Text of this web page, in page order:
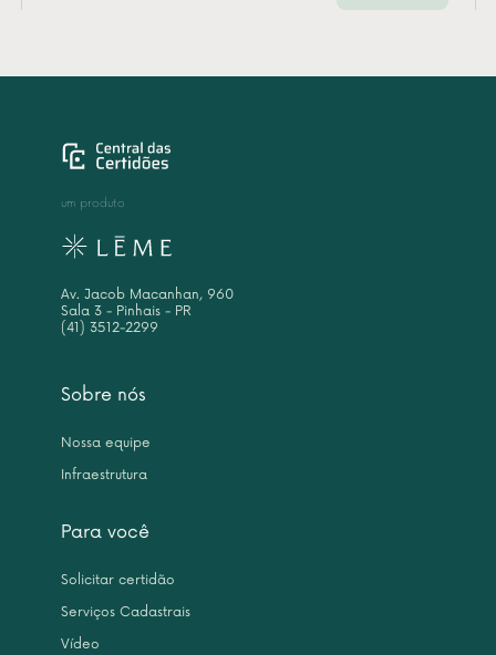
Sobre nós
Nossa equipe
Infraestrutura
Para você
Solicitar certidão
Serviços Cadastrais
Vídeo
um produto
Av. Jacob Macanhan, 960
Sala 3 - Pinhais - PR
(41) 3512-2299